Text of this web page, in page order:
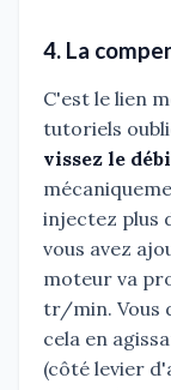
4. La
C'est le lien
tutoriels
vissez le
injectez plus
vous avez
moteur va
tr/min. Vous
cela en
(côté levier